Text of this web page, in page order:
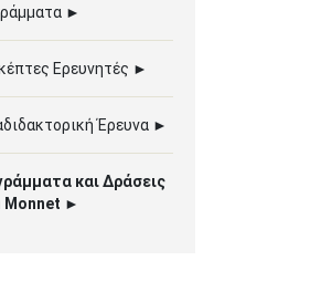
►
Ερευνητές ►
Έρευνα ►
και Δράσεις
Monnet ►